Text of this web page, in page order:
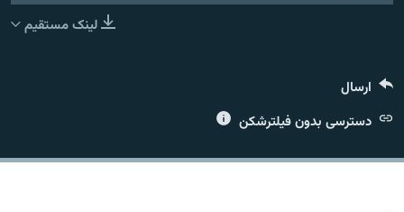
لینک مستقیم
ارسال
دسترسی بدون فیلترشکن